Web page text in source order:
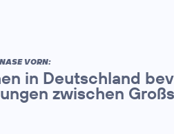
VORN:
in Deutschland
zwischen